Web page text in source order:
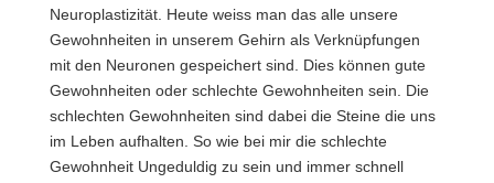
Neuroplastizität. Heute weiss man das alle unsere
Gewohnheiten in unserem Gehirn als Verknüpfungen
mit den Neuronen gespeichert sind. Dies können gute
Gewohnheiten oder schlechte Gewohnheiten sein. Die
schlechten Gewohnheiten sind dabei die Steine die uns
im Leben aufhalten. So wie bei mir die schlechte
Gewohnheit Ungeduldig zu sein und immer schnell